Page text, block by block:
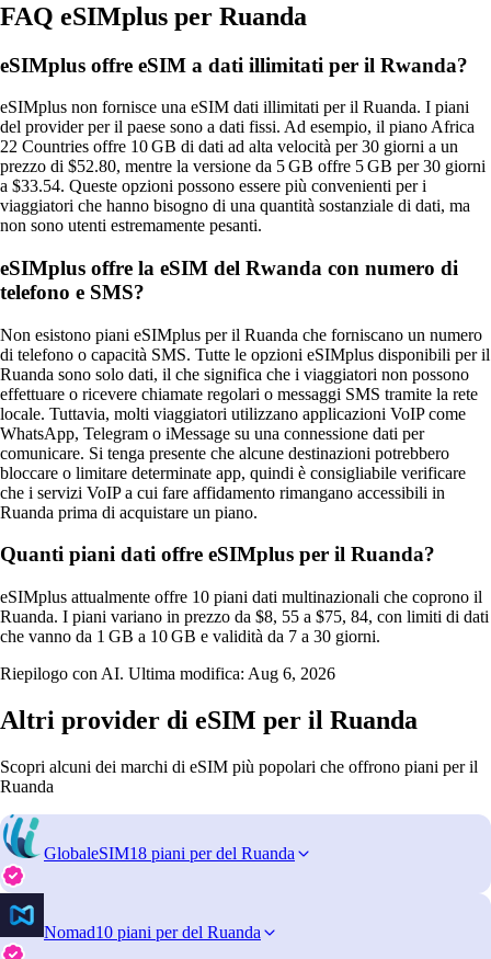
FAQ eSIMplus per Ruanda
eSIMplus offre eSIM a dati illimitati per il Rwanda?
eSIMplus non fornisce una eSIM dati illimitati per il Ruanda. I piani
del provider per il paese sono a dati fissi. Ad esempio, il piano Africa
22 Countries offre 10 GB di dati ad alta velocità per 30 giorni a un
prezzo di $52.80, mentre la versione da 5 GB offre 5 GB per 30 giorni
a $33.54. Queste opzioni possono essere più convenienti per i
viaggiatori che hanno bisogno di una quantità sostanziale di dati, ma
non sono utenti estremamente pesanti.
eSIMplus offre la eSIM del Rwanda con numero di
telefono e SMS?
Non esistono piani eSIMplus per il Ruanda che forniscano un numero
di telefono o capacità SMS. Tutte le opzioni eSIMplus disponibili per il
Ruanda sono solo dati, il che significa che i viaggiatori non possono
effettuare o ricevere chiamate regolari o messaggi SMS tramite la rete
locale. Tuttavia, molti viaggiatori utilizzano applicazioni VoIP come
WhatsApp, Telegram o iMessage su una connessione dati per
comunicare. Si tenga presente che alcune destinazioni potrebbero
bloccare o limitare determinate app, quindi è consigliabile verificare
che i servizi VoIP a cui fare affidamento rimangano accessibili in
Ruanda prima di acquistare un piano.
Quanti piani dati offre eSIMplus per il Ruanda?
eSIMplus attualmente offre 10 piani dati multinazionali che coprono il
Ruanda. I piani variano in prezzo da $8, 55 a $75, 84, con limiti di dati
che vanno da 1 GB a 10 GB e validità da 7 a 30 giorni.
Riepilogo con AI. Ultima modifica: Aug 6, 2026
Altri provider di eSIM per il Ruanda
Scopri alcuni dei marchi di eSIM più popolari che offrono piani per il
Ruanda
GlobaleSIM18 piani per del Ruanda
Nomad10 piani per del Ruanda